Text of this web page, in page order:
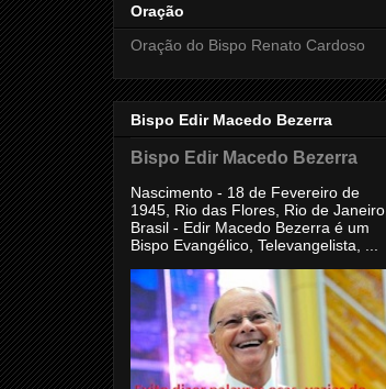
Oração
Oração do Bispo Renato Cardoso
Bispo Edir Macedo Bezerra
Bispo Edir Macedo Bezerra
Nascimento - 18 de Fevereiro de
1945, Rio das Flores, Rio de Janeiro,
Brasil - Edir Macedo Bezerra é um
Bispo Evangélico, Televangelista, ...